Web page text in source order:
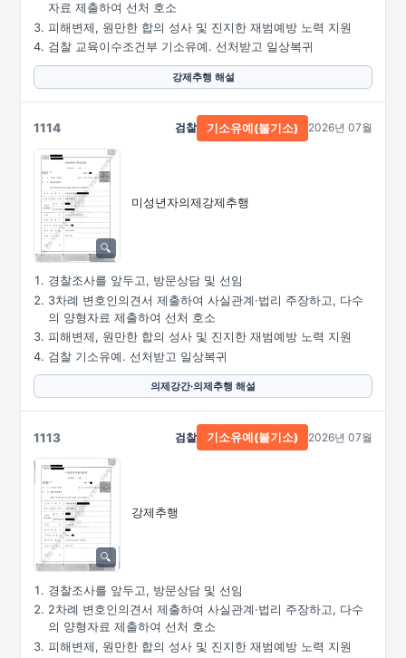
자료 제출하여 선처 호소
피해변제, 원만한 합의 성사 및 진지한 재범예방 노력 지원
검찰 교육이수조건부 기소유예. 선처받고 일상복귀
강제추행 해설
1114
미성년자의제강제추행
검찰 기소유예(불기소) 2026년 07월
경찰조사를 앞두고, 방문상담 및 선임
3차례 변호인의견서 제출하여 사실관계·법리 주장하고, 다수
의 양형자료 제출하여 선처 호소
피해변제, 원만한 합의 성사 및 진지한 재범예방 노력 지원
검찰 기소유예. 선처받고 일상복귀
의제강간·의제추행 해설
1113
강제추행
검찰 기소유예(불기소) 2026년 07월
경찰조사를 앞두고, 방문상담 및 선임
2차례 변호인의견서 제출하여 사실관계·법리 주장하고, 다수
의 양형자료 제출하여 선처 호소
피해변제, 원만한 합의 성사 및 진지한 재범예방 노력 지원